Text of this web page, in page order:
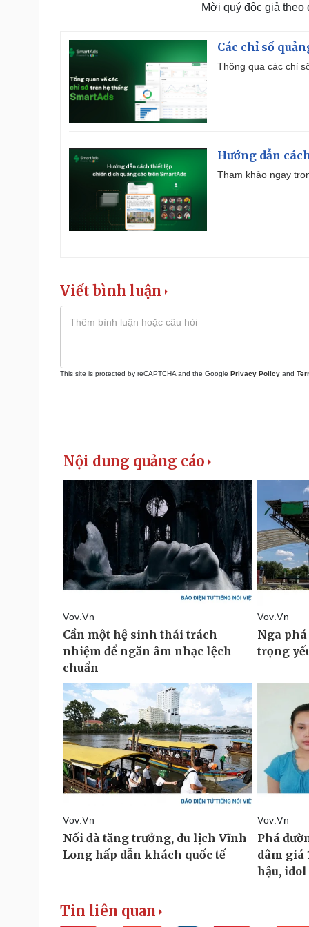
Mời quý độc giả theo
Các chỉ số
Thông qua các chỉ
Hướng dẫn
Tham khảo ngay
Viết bình luận
This site is protected by reCAPTCHA and the Google Privacy Policy and
Tin liên quan